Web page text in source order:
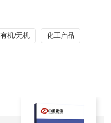
有机/无机 化工产品